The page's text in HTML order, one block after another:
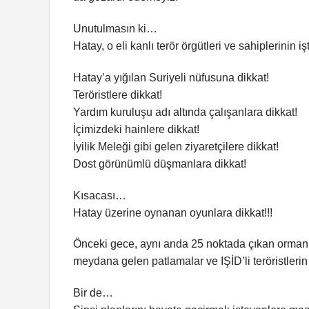
Unutulmasın ki…
Hatay, o eli kanlı terör örgütleri ve sahiplerinin
Hatay’a yığılan Suriyeli nüfusuna dikkat!
Teröristlere dikkat!
Yardım kuruluşu adı altında çalışanlara dikkat!
İçimizdeki hainlere dikkat!
İyilik Meleği gibi gelen ziyaretçilere dikkat!
Dost görünümlü düşmanlara dikkat!
Kısacası…
Hatay üzerine oynanan oyunlara dikkat!!!
Önceki gece, aynı anda 25 noktada çıkan
meydana gelen patlamalar ve IŞİD’li
Bir de…